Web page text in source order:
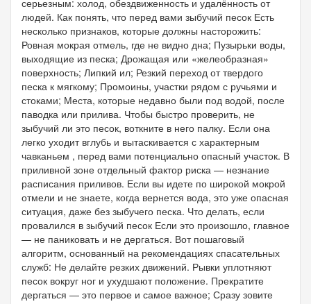
людей. Как понять, что перед вами зыбучий песок Есть
несколько признаков, которые должны насторожить:
Ровная мокрая отмель, где не видно дна; Пузырьки воды,
выходящие из песка; Дрожащая или «желеобразная»
поверхность; Липкий ил; Резкий переход от твердого
песка к мягкому; Промоины, участки рядом с ручьями и
стоками; Места, которые недавно были под водой, после
паводка или прилива. Чтобы быстро проверить, не
зыбучий ли это песок, воткните в него палку. Если она
легко уходит вглубь и вытаскивается с характерным
чавканьем , перед вами потенциально опасный участок. В
приливной зоне отдельный фактор риска — незнание
расписания приливов. Если вы идете по широкой мокрой
отмели и не знаете, когда вернется вода, это уже опасная
ситуация, даже без зыбучего песка. Что делать, если
провалился в зыбучий песок Если это произошло, главное
— не паниковать и не дергаться. Вот пошаговый
алгоритм, основанный на рекомендациях спасательных
служб: Не делайте резких движений. Рывки уплотняют
песок вокруг ног и ухудшают положение. Прекратите
дергаться — это первое и самое важное; Сразу зовите